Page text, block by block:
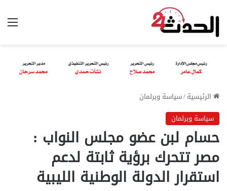
الرئيسية/سياسة وبرلمان
سياسة وبرلمان
حسام لبن عضو مجلس النواب :
مصر تتحرك برؤية ثابتة لدعم
استقرار الدولة الوطنية الليبية